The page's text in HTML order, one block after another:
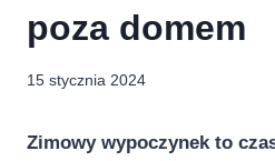
poza domem
15 stycznia 2024
Zimowy wypoczynek to